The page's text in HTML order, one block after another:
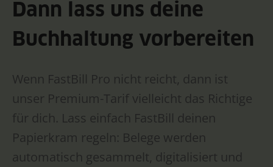
Dann lass uns deine
Buchhaltung vorbereiten
Wenn FastBill Pro nicht reicht, dann ist
unser Premium-Tarif vielleicht das Richtige
für dich. Lass einfach FastBill deinen
Papierkram regeln: Belege werden
automatisch gesammelt, digitalisiert und